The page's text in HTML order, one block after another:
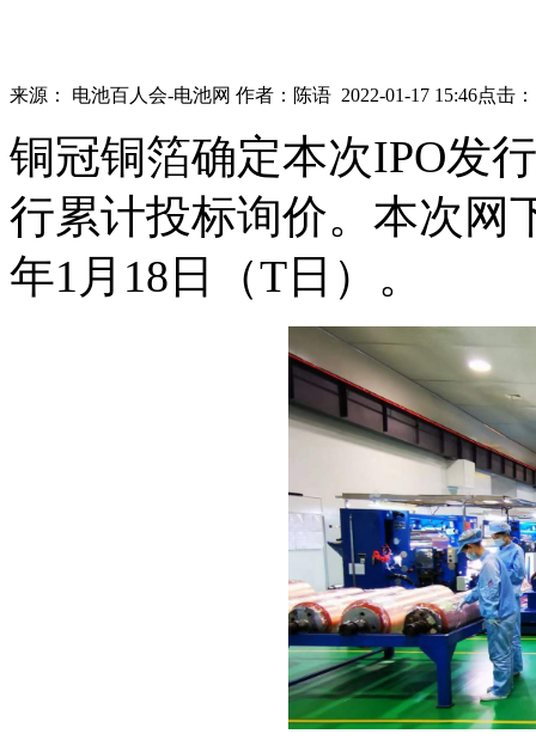
来源： 电池百人会-电池网 作者： 陈语 2022-01-17 15:46点击：
铜冠铜箔确定本次IPO发
行累计投标询价。本次网
年1月18日（T日）。